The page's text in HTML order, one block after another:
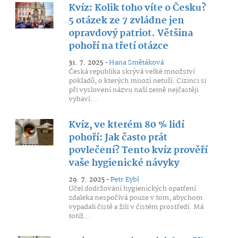
Kvíz: Kolik toho víte o Česku?
5 otázek ze 7 zvládne jen
opravdový patriot. Většina
pohoří na třetí otázce
31. 7. 2025 •Hana Smětáková
Česká republika skrývá velké množství
pokladů, o kterých mnozí netuší. Cizinci si
při vyslovení názvu naší země nejčastěji
vybaví...
Kvíz, ve kterém 80 % lidí
pohoří: Jak často prát
povlečení? Tento kvíz prověří
vaše hygienické návyky
29. 7. 2025 •Petr Eybl
Účel dodržování hygienických opatření
zdaleka nespočívá pouze v tom, abychom
vypadali čistě a žili v čistém prostředí. Má
totiž...